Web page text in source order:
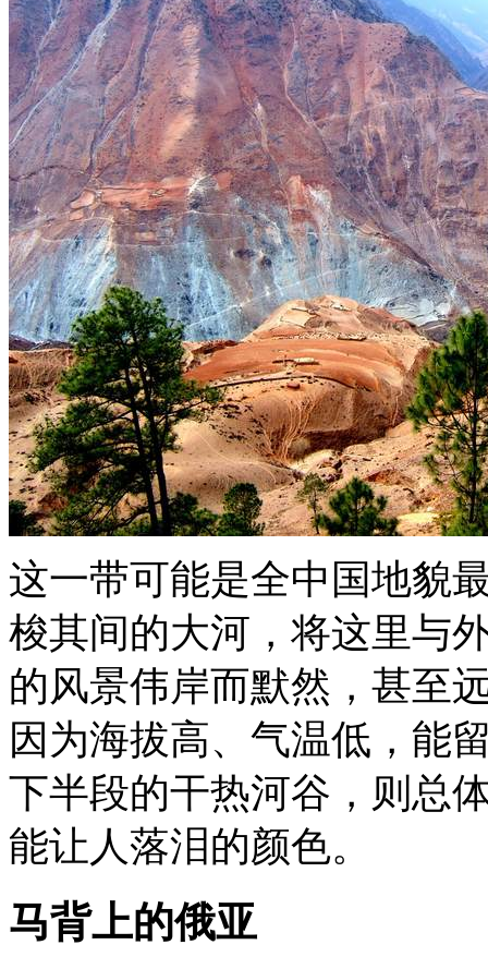
这一带可能是全中国地貌
梭其间的大河，将这里与
的风景伟岸而默然，甚至
因为海拔高、气温低，能
下半段的干热河谷，则总
能让人落泪的颜色。
马背上的俄亚